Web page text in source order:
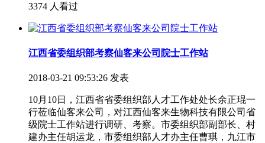
3374 人看过
江西省委组织部考察仙客来公司院士工作站
2018-03-21 09:53:26 发表
10月10日，江西省省委组织部人才工作处处长余正琨一
行莅临仙客来公司，对江西仙客来生物科技有限公司省
级院士工作站进行调研、考察。市委组织部副部长、村
建办主任胡运龙，市委组织部人才办主任曹琪，九江市